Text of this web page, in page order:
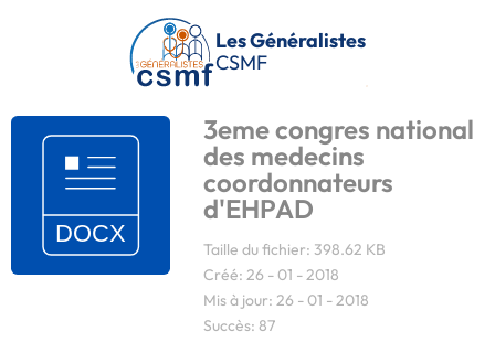
Passer au contenu principal
Les Généralistes
CSMF
3eme congres national
des medecins
coordonnateurs
d'EHPAD
Taille du fichier: 398.62 KB
Créé: 26 - 01 - 2018
Mis à jour: 26 - 01 - 2018
Succès: 87